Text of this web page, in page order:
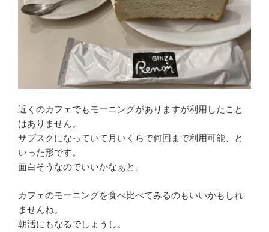
近くのカフェでもモーニングがありますが利用したこと
はありません。
サブスクになっていて月いくらで何回まで利用可能、と
いった形です。
面白そうなのでいいかなぁと。
カフェのモーニングを食べ比べてみるのもいいかもしれ
ませんね。
朝活にもなるでしょうし。